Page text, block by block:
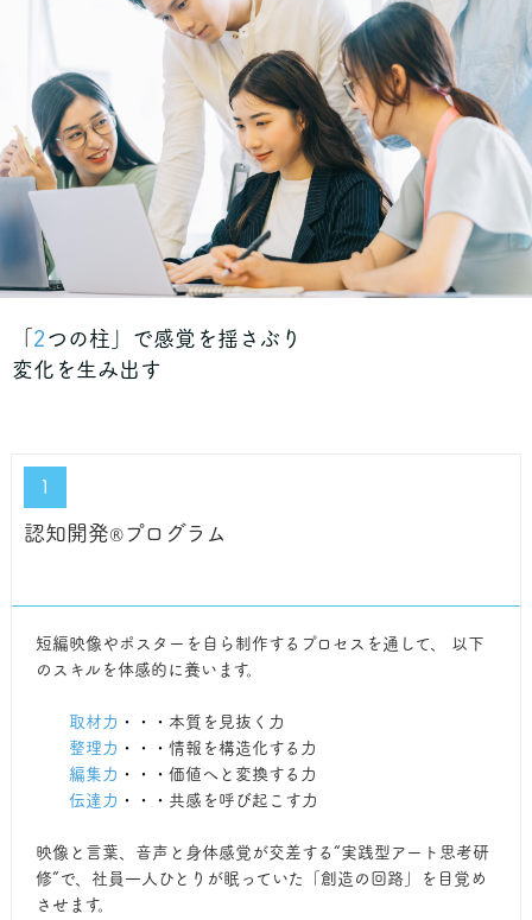
「 2 つの柱」で感覚を揺さぶり
変化を生み出す
１
認知開発®︎ プログラム
短編映像やポスターを自ら制作するプロセスを通して、 以下
のスキルを体感的に養います。
取材力 ・・・ 本質を見抜く力
整理力 ・・・ 情報を構造化する力
編集力 ・・・ 価値へと変換する力
伝達力 ・・・ 共感を呼び起こす力
映像と言葉、音声と身体感覚が交差する“実践型アート思考研
修”で、社員一人ひとりが眠っていた「創造の回路」を目覚め
させます。